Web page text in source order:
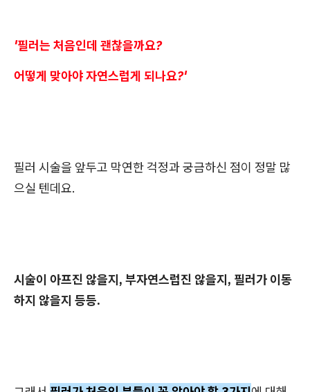
'필러는 처음인데 괜찮을까요?
어떻게 맞아야 자연스럽게 되나요?'
필러 시술을 앞두고 막연한 걱정과 궁금하신 점이 정말 많
으실 텐데요.
시술이 아프진 않을지, 부자연스럽진 않을지, 필러가 이동
하지 않을지 등등.